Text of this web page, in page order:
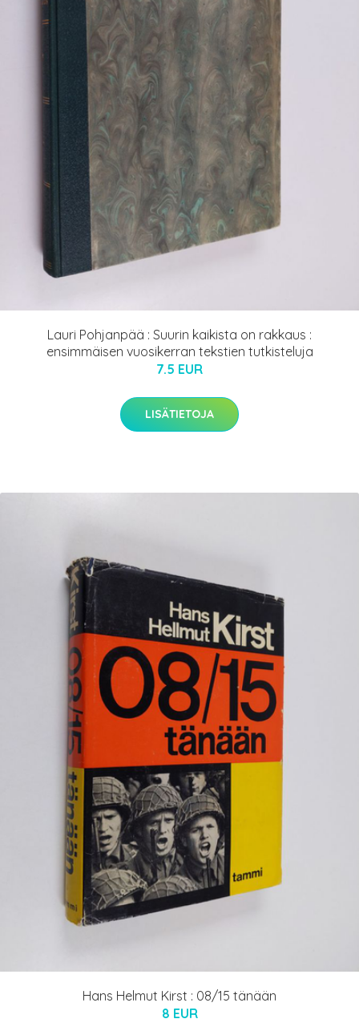
Lauri Pohjanpää : Suurin kaikista on rakkaus :
ensimmäisen vuosikerran tekstien tutkisteluja
7.5 EUR
LISÄTIETOJA
Hans Helmut Kirst : 08/15 tänään
8 EUR